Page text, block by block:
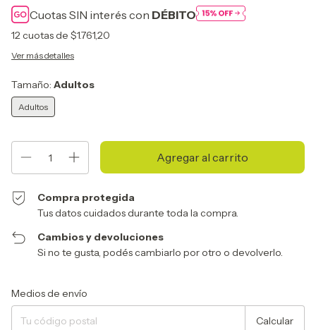
Cuotas SIN interés con DÉBITO
12cuotas de $1.761,20
Ver más detalles
Tamaño: Adultos
Adultos
Compra protegida
Tus datos cuidados durante toda la compra.
Cambios y devoluciones
Si no te gusta, podés cambiarlo por otro o devolverlo.
Entregas para el CP:
Medios de envío
Calcular